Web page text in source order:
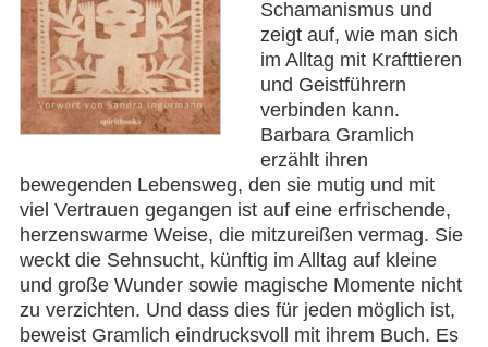
Schamanismus und
zeigt auf, wie man sich
im Alltag mit Krafttieren
und Geistführern
verbinden kann.
Barbara Gramlich
erzählt ihren
bewegenden Lebensweg, den sie mutig und mit
viel Vertrauen gegangen ist auf eine erfrischende,
herzenswarme Weise, die mitzureißen vermag. Sie
weckt die Sehnsucht, künftig im Alltag auf kleine
und große Wunder sowie magische Momente nicht
zu verzichten. Und dass dies für jeden möglich ist,
beweist Gramlich eindrucksvoll mit ihrem Buch. Es